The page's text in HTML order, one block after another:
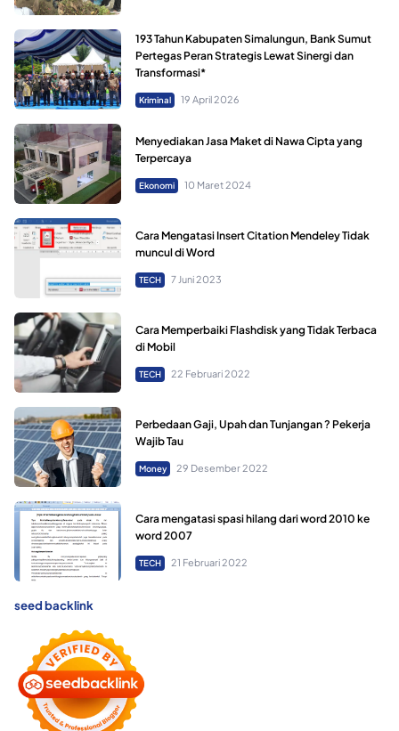
193 Tahun Kabupaten Simalungun, Bank Sumut
Pertegas Peran Strategis Lewat Sinergi dan
Transformasi*
Kriminal 19 April 2026
Menyediakan Jasa Maket di Nawa Cipta yang
Terpercaya
Ekonomi 10 Maret 2024
Cara Mengatasi Insert Citation Mendeley Tidak
muncul di Word
TECH 7 Juni 2023
Cara Memperbaiki Flashdisk yang Tidak Terbaca
di Mobil
TECH 22 Februari 2022
Perbedaan Gaji, Upah dan Tunjangan ? Pekerja
Wajib Tau
Money 29 Desember 2022
Cara mengatasi spasi hilang dari word 2010 ke
word 2007
TECH 21 Februari 2022
seed backlink